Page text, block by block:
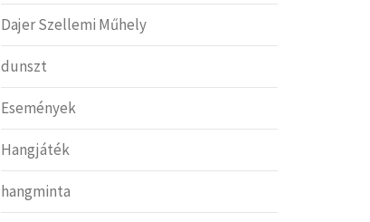
Dajer Szellemi Műhely
dunszt
Események
Hangjáték
hangminta